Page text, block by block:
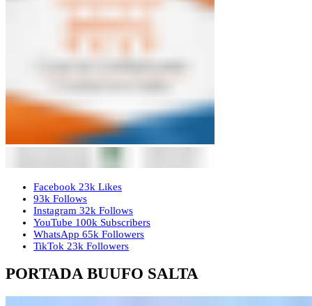
Facebook 23k Likes
93k Follows
Instagram 32k Follows
YouTube 100k Subscribers
WhatsApp 65k Followers
TikTok 23k Followers
PORTADA BUUFO SALTA